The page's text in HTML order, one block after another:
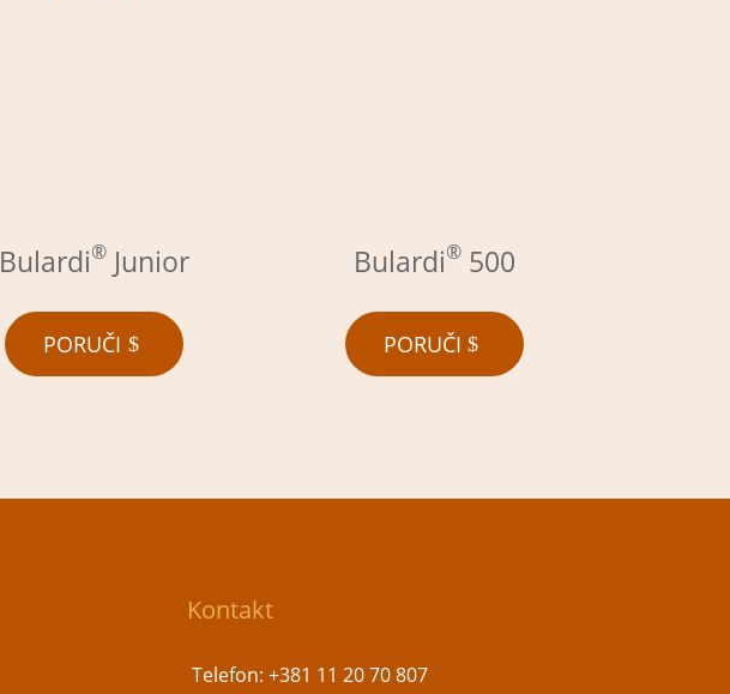
Bulardi® Junior
PORUČI
Bulardi®500
PORUČI
Kontakt
Telefon: +381 11 20 70 807